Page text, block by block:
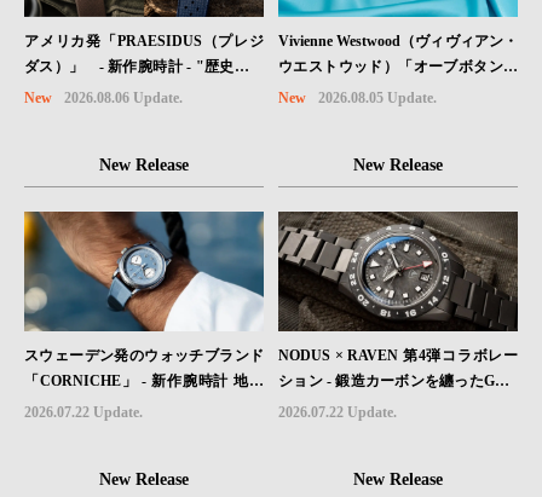
アメリカ発「PRAESIDUS（プレジ
ダス）」 - 新作腕時計 - "歴史を身
に着ける“ -戦場を駆け抜けたWillys
込めた「A-11」コレクション2種類
が発売。
New 2026.08.06 Update.
Vivienne Westwood（ヴィヴィアン・
ウエストウッド）「オーブボタン」
コレクションに、⽇本限定カラーの
New 2026.08.05 Update.
New Release
スウェーデン発のウォッチブランド
「CORNICHE」 - 新作腕時計 地中
海の夏を映す、爽やかなブルーダイ
2026.07.22 Update.
New Release
NODUS × RAVEN 第4弾コラボレー
ション - 鍛造カーボンを纏ったGMT
ウォッチ「TRAILTREKKER CARB
2026.07.22 Update.
New Release New Release